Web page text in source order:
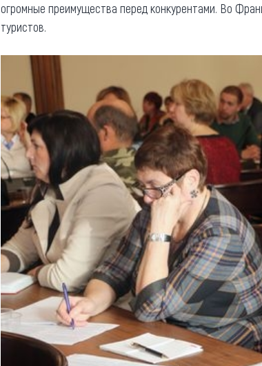
огромные преимущества перед конкурентами. Во
туристов.